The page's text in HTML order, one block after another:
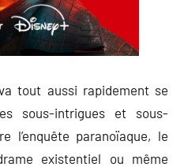
tout aussi rapidement se
sous-intrigues et sous-
l’enquête paranoïaque, le
existentiel ou même